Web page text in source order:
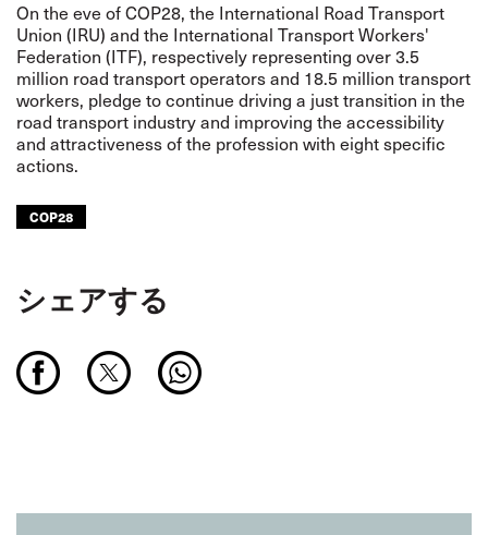
On the eve of COP28, the International Road Transport
Union (IRU) and the International Transport Workers'
Federation (ITF), respectively representing over 3.5
million road transport operators and 18.5 million transport
workers, pledge to continue driving a just transition in the
road transport industry and improving the accessibility
and attractiveness of the profession with eight specific
actions.
COP28
シェアする